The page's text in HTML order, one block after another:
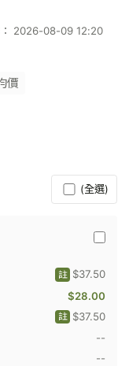
： 2026-08-09 12:20
價
(全選)
阿
田
-
沖
片
(麥
$37.50
註
$28.00
$37.50
註
--
--